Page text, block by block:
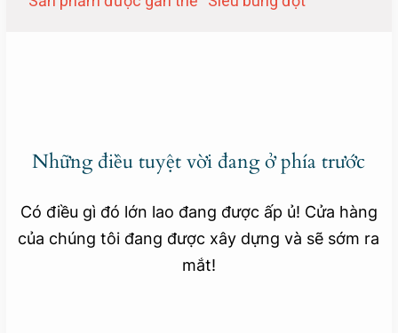
Những điều tuyệt vời đang ở phía trước
Có điều gì đó lớn lao đang được ấp ủ! Cửa hàng
của chúng tôi đang được xây dựng và sẽ sớm ra
mắt!